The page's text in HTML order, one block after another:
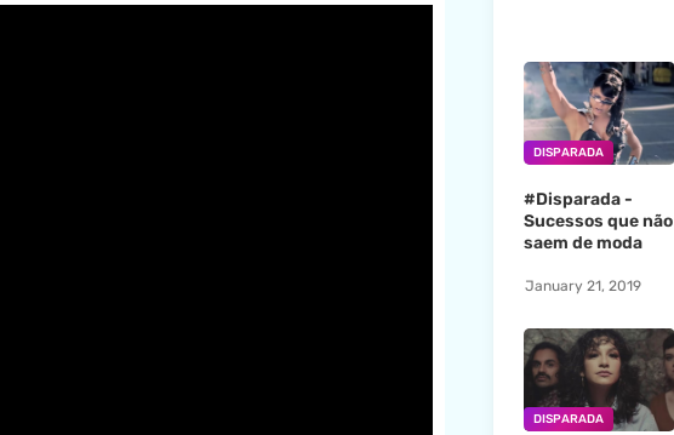
DISPARADA
#Disparada -
Sucessos que não
saem de moda
January 21, 2019
DISPARADA